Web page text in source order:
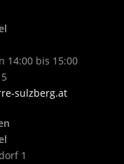
14:00 bis 15:00
sulzberg.at
1